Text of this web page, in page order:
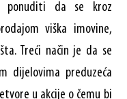
ponuditi da se kroz
viška imovine,
Treći način je da se
dijelovima preduzeća
u akcije o čemu bi